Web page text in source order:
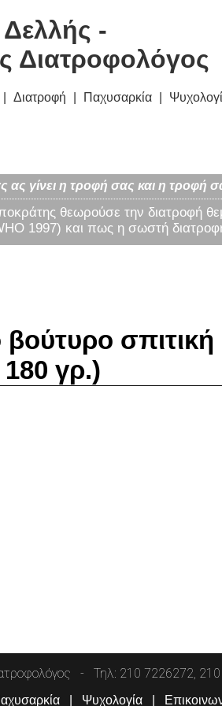
-
Διατροφολόγος
Διατροφή Παχυσαρκία
γίνει η τροφή σας και η τροφή
θεωρούσε την διατροφή
1997) και πως η σωστή
βούτυρο
180 γρ.)
Τηλ: 210 7226272,
Ψυχολογία